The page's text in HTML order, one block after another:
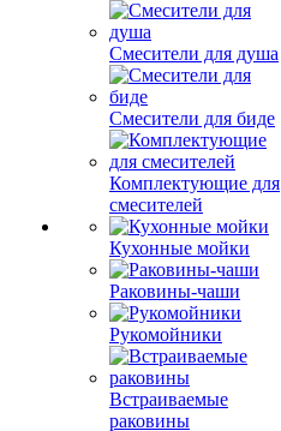
Смесители для душа
Смесители для биде
Комплектующие для
смесителей
Кухонные мойки
Раковины-чаши
Рукомойники
Встраиваемые
раковины